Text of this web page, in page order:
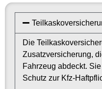
Die
Zusatzversicherung,
Fahrzeug abdeckt.
Schutz zur Kfz-